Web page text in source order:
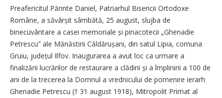
Preafericitul Părinte Daniel, Patriarhul Bisericii Ortodoxe
Române, a săvârșit sâmbătă, 25 august, slujba de
binecuvântare a casei memoriale și pinacotecii „Ghenadie
Petrescu” ale Mănăstirii Căldărușani, din satul Lipia, comuna
Gruiu, județul Ilfov. Inaugurarea a avut loc ca urmare a
finalizării lucrărilor de restaurare a clădirii și a împlinirii a 100 de
ani de la trecerea la Domnul a vrednicului de pomenire ierarh
Ghenadie Petrescu († 31 august 1918), Mitropolit Primat al